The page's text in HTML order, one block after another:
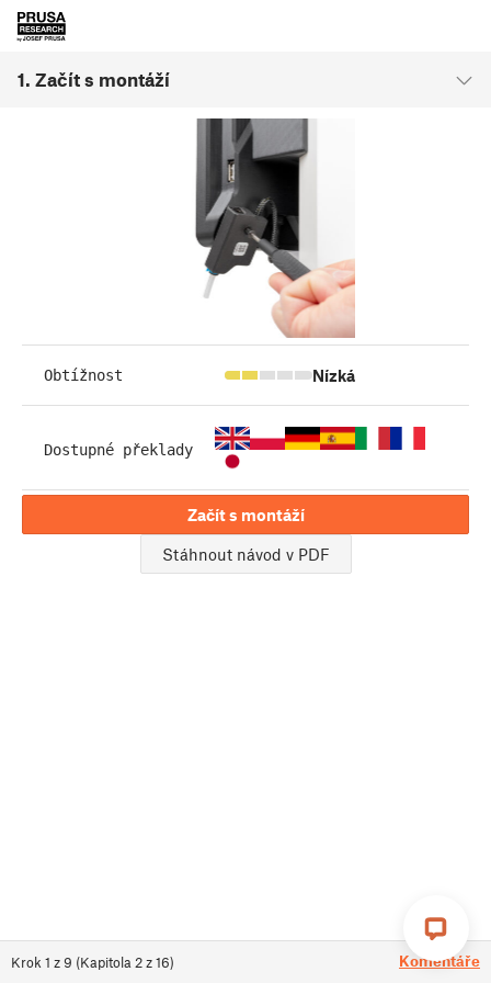
1. Začít s montáží
Krok 1 z9 (Kapitola 2z16) Komentáře
Obtížnost Nízká
Dostupné překlady
Začít s montáží
Stáhnout návod v PDF